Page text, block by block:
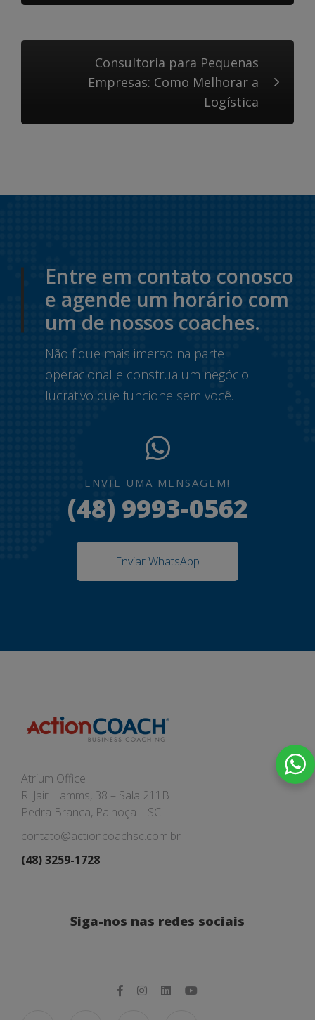
Consultoria para Pequenas
Empresas: Como Melhorar a
Logística
Entre em contato conosco
e agende um horário com
um de nossos coaches.
Não fique mais imerso na parte
operacional e construa um negócio
lucrativo que funcione sem você.
ENVIE UMA MENSAGEM!
(48) 9993-0562
Enviar WhatsApp
Atrium Office
R. Jair Hamms, 38 – Sala 211B
Pedra Branca, Palhoça – SC
contato@actioncoachsc.com.br
(48) 3259-1728
Siga-nos nas redes sociais